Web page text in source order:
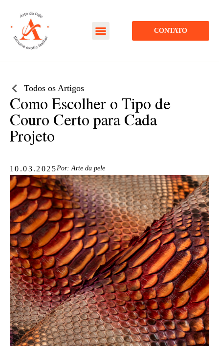
CONTATO
Todos os Artigos
Como Escolher o Tipo de
Couro Certo para Cada
Projeto
10.03.2025Por: Arte da pele